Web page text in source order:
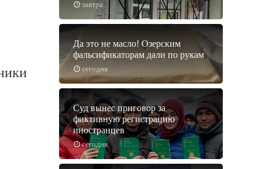
завтра
сегодня
Да это не масло! Озерским
фальсификаторам дали по рукам
сегодня
Суд вынес приговор за
фиктивную регистрацию
иностранцев